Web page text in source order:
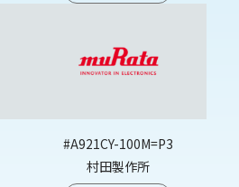
#A921CY-100M=P3
村田製作所